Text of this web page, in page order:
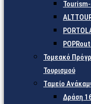
Τομεακό
Τουρισμού
Ταμείο
Δράση